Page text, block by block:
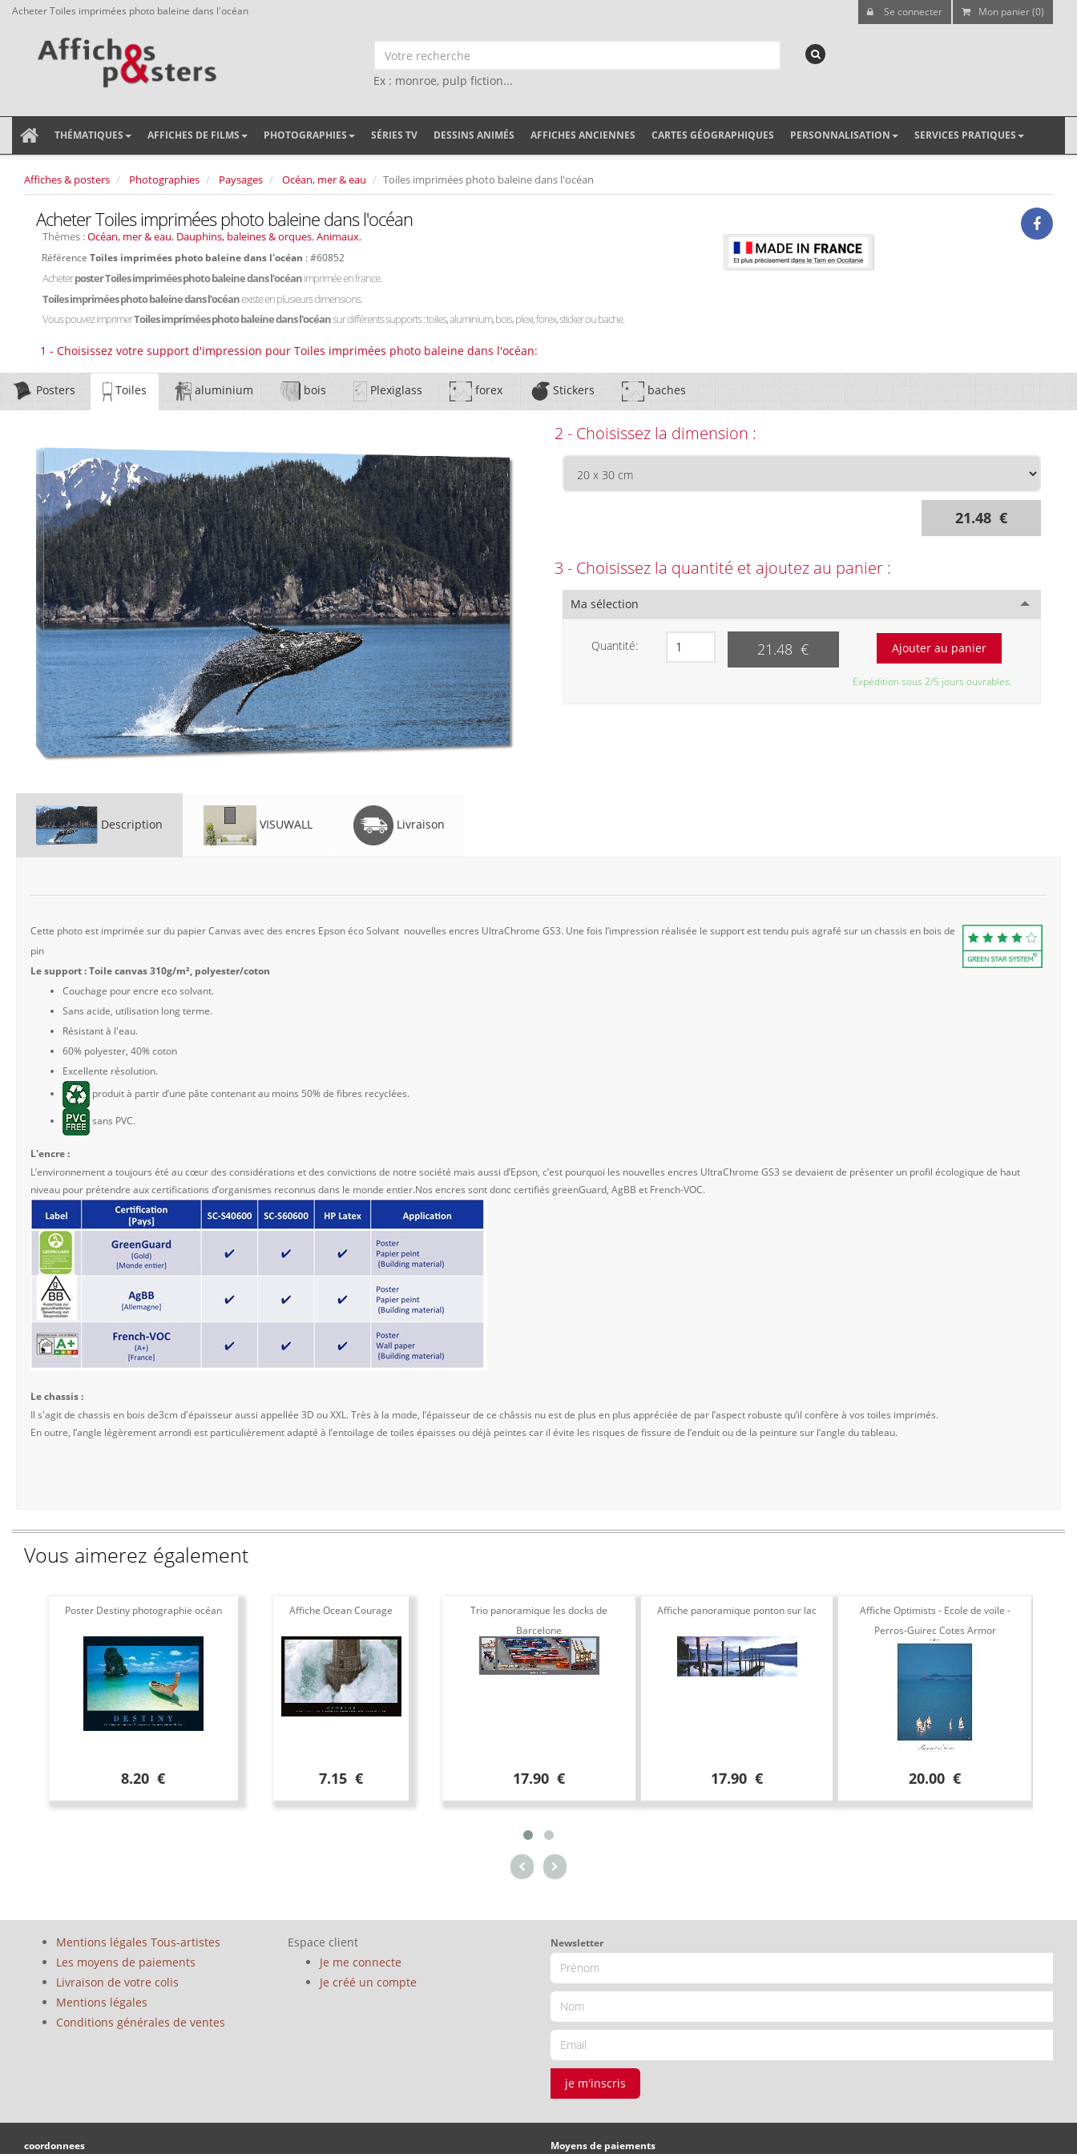
Acheter Toiles imprimées photo baleine dans l'océan Se connecter Mon panier (0)
Ex : monroe, pulp fiction...
THÉMATIQUES AFFICHES DE FILMS PHOTOGRAPHIES SÉRIES TV DESSINS ANIMÉS AFFICHES ANCIENNES CARTES GÉOGRAPHIQUES PERSONNALISATION SERVICES PRATIQUES
Affiches & posters Photographies Paysages Océan, mer & eau Toiles imprimées photo baleine dans l'océan
Acheter Toiles imprimées photo baleine dans l'océan
Thèmes :Océan, mer & eau, Dauphins, baleines & orques, Animaux,
Référence Toiles imprimées photo baleine dans l'océan : #60852
Acheterposter Toiles imprimées photo baleine dans l'océanimprimée en france.
Toiles imprimées photo baleine dans l'océanexiste en plusieurs dimensions.
Vous pouvez imprimerToiles imprimées photo baleine dans l'océansur différents supports : toiles, aluminium, bois, plexi, forex, sticker ou bache.
1 - Choisissez votre support d'impression pour Toiles imprimées photo baleine dans l'océan:
Posters Toiles aluminium bois Plexiglass forex Stickers baches
2 - Choisissez la dimension :
21.48 €
3 - Choisissez la quantité et ajoutez au panier :
Ma sélection
Quantité: 21.48 €
Expédition sous 2/5 jours ouvrables.
Description VISUWALL Livraison
Cette photo est imprimée sur du papier Canvas avec des encres Epson éco Solvant nouvelles encres UltraChrome GS3. Une fois l’impression réalisée le support est tendu puis agrafé sur un chassis en bois de
pin
Le support : Toile canvas 310g/m², polyester/coton
Couchage pour encre eco solvant.
Sans acide, utilisation long terme.
Résistant à l'eau.
60% polyester, 40% coton
Excellente résolution.
produit à partir d’une pâte contenant au moins 50% de fibres recyclées.
sans PVC.
L'encre :
L’environnement a toujours été au cœur des considérations et des convictions de notre société mais aussi d’Epson, c’est pourquoi les nouvelles encres UltraChrome GS3 se devaient de présenter un profil écologique de haut
niveau pour prétendre aux certifications d’organismes reconnus dans le monde entier.Nos encres sont donc certifiés greenGuard, AgBB et French-VOC.
Le chassis :
Il s'agit de chassis en bois de3cm d'épaisseur aussi appellée 3D ou XXL. Très à la mode, l’épaisseur de ce châssis nu est de plus en plus appréciée de par l’aspect robuste qu’il confère à vos toiles imprimés.
En outre, l’angle légèrement arrondi est particulièrement adapté à l’entoilage de toiles épaisses ou déjà peintes car il évite les risques de fissure de l’enduit ou de la peinture sur l’angle du tableau.
Vous aimerez également
Poster Destiny photographie océan
8.20 €
Affiche Ocean Courage
7.15 €
Trio panoramique les docks de
Barcelone
17.90 €
Affiche panoramique ponton sur lac
17.90 €
Affiche Optimists - Ecole de voile -
Perros-Guirec Cotes Armor
20.00 €
Mentions légales Tous-artistes
Les moyens de paiements
Livraison de votre colis
Mentions légales
Conditions générales de ventes
Espace client
Je me connecte
Je créé un compte
Newsletter
je m'inscris
coordonnees Moyens de paiements